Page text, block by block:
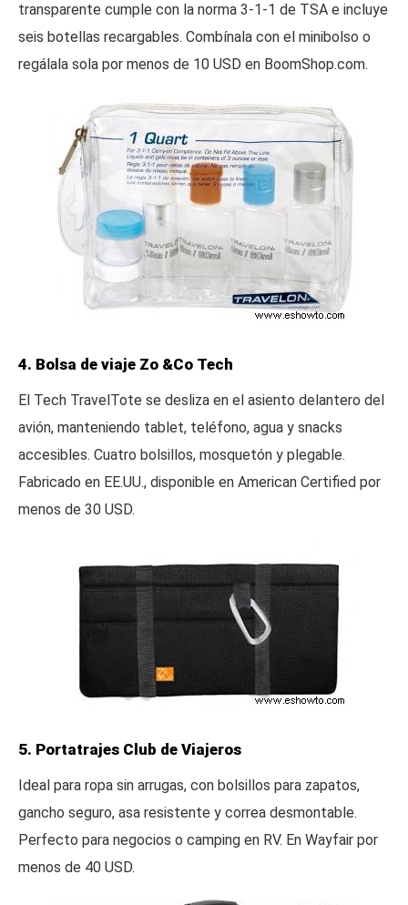
transparente cumple con la norma 3-1-1 de TSA e incluye
seis botellas recargables. Combínala con el minibolso o
regálala sola por menos de 10 USD en BoomShop.com.
4. Bolsa de viaje Zo &Co Tech
El Tech TravelTote se desliza en el asiento delantero del
avión, manteniendo tablet, teléfono, agua y snacks
accesibles. Cuatro bolsillos, mosquetón y plegable.
Fabricado en EE.UU., disponible en American Certified por
menos de 30 USD.
5. Portatrajes Club de Viajeros
Ideal para ropa sin arrugas, con bolsillos para zapatos,
gancho seguro, asa resistente y correa desmontable.
Perfecto para negocios o camping en RV. En Wayfair por
menos de 40 USD.